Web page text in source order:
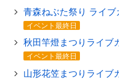
青森ねぶた祭り ライ
イベント最終日
秋田竿燈まつりライブ
イベント最終日
山形花笠まつりライブ